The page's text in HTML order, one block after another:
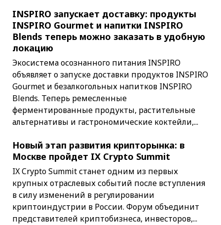
INSPIRO запускает доставку: продукты
INSPIRO Gourmet и напитки INSPIRO
Blends теперь можно заказать в удобную
локацию
Экосистема осознанного питания INSPIRO
объявляет о запуске доставки продуктов INSPIRO
Gourmet и безалкогольных напитков INSPIRO
Blends. Теперь ремесленные
ферментированные продукты, растительные
альтернативы и гастрономические коктейли,...
Новый этап развития крипторынка: в
Москве пройдет IX Crypto Summit
IX Crypto Summit станет одним из первых
крупных отраслевых событий после вступления
в силу изменений в регулировании
криптоиндустрии в России. Форум объединит
представителей криптобизнеса, инвесторов,...